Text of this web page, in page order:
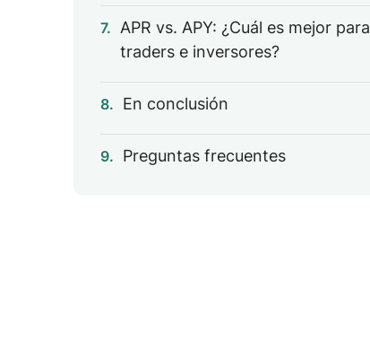
7. APR vs. APY: ¿Cuál es mejor para
traders e inversores?
8. En conclusión
9. Preguntas frecuentes